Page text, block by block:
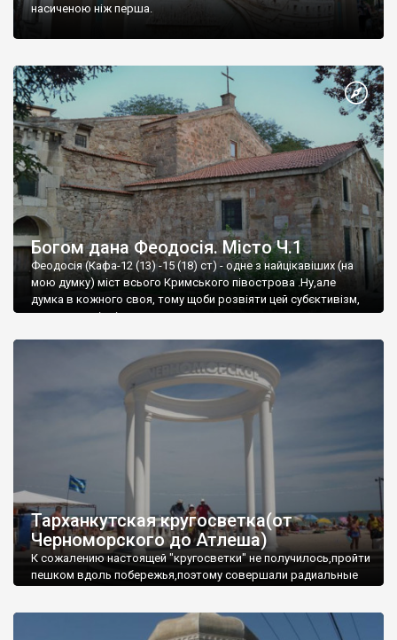
насиченою ніж перша.
Богом дана Феодосія. Місто Ч.1
Феодосія (Кафа-12 (13) -15 (18) ст) - одне з найцікавіших (на
мою думку) міст всього Кримського півострова .Ну,але
думка в кожного своя, тому щоби розвіяти цей субєктивізм,
запрошую відвідати це
Тарханкутская кругосветка(от
Черноморского до Атлеша)
К сожалению настоящей "кругосветки" не получилось,пройти
пешком вдоль побережья,поэтому совершали радиальные